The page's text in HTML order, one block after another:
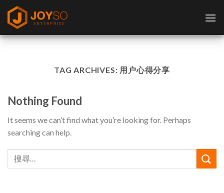
Skip
content
TAG ARCHIVES: 用户心得分享
Nothing Found
It seems we can’t find what you’re looking for. Perhaps
searching can help.